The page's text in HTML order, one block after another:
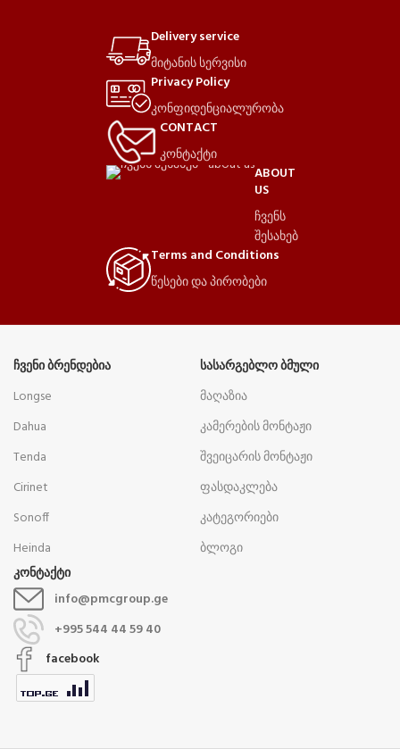
Delivery service
მიტანის სერვისი
Privacy Policy
კონფიდენციალურობა
CONTACT
კონტაქტი
ABOUT
US
ჩვენს
შესახებ
Terms and Conditions
წესები და პირობები
ᲩᲕᲔᲜᲘ ᲑᲠᲔᲜᲓᲔᲑᲘᲐ
Longse
Dahua
Tenda
Cirinet
Sonoff
Heinda
ᲡᲐᲡᲐᲠᲒᲔᲑᲚᲝ ᲑᲛᲣᲚᲘ
მაღაზია
კამერების მონტაჟი
შვეიცარის მონტაჟი
ფასდაკლება
კატეგორიები
ბლოგი
კონტაქტი
info@pmcgroup.ge
+995 544 44 59 40
facebook